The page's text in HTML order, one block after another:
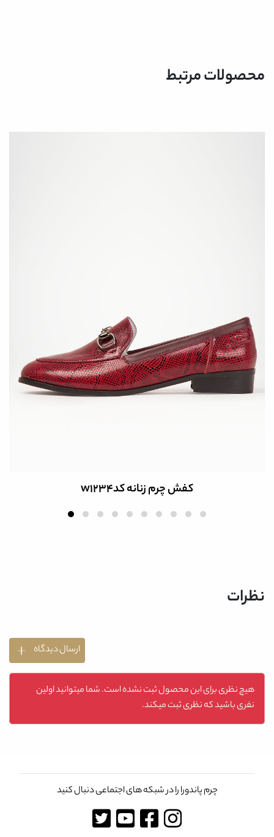
محصولات مرتبط
کفش چرم زنانه کدw1234
نظرات
ارسال دیدگاه
هیچ نظری برای این محصول ثبت نشده است. شما میتوانید اولین
نفری باشید که نظری ثبت میکند.
چرم پاندورا را در شبکه های اجتماعی دنبال کنید